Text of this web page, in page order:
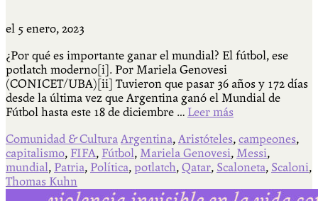
el 5 enero, 2023
¿Por qué es importante ganar el mundial? El fútbol, ese
potlatch moderno[i]. Por Mariela Genovesi
(CONICET/UBA)[ii] Tuvieron que pasar 36 años y 172 días
desde la última vez que Argentina ganó el Mundial de
Fútbol hasta este 18 de diciembre … Leer más
Comunidad & Cultura Argentina, Aristóteles, campeones,
capitalismo, FIFA, Fútbol, Mariela Genovesi, Messi,
mundial, Patria, Política, potlatch, Qatar, Scaloneta, Scaloni,
Thomas Kuhn